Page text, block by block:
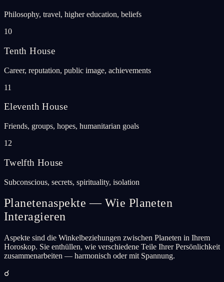
Philosophy, travel, higher education, beliefs
10
Tenth House
Career, reputation, public image, achievements
11
Eleventh House
Friends, groups, hopes, humanitarian goals
12
Twelfth House
Subconscious, secrets, spirituality, isolation
Planetenaspekte — Wie Planeten
Interagieren
Aspekte sind die Winkelbeziehungen zwischen Planeten in Ihrem
Horoskop. Sie enthüllen, wie verschiedene Teile Ihrer Persönlichkeit
zusammenarbeiten — harmonisch oder mit Spannung.
☌